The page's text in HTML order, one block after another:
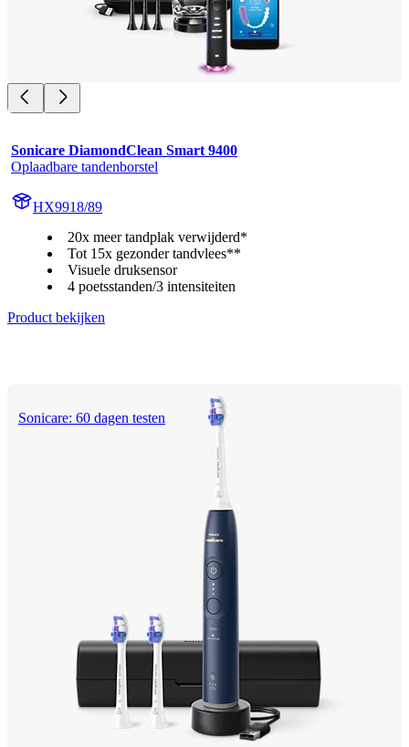
Sonicare DiamondClean Smart 9400
Oplaadbare tandenborstel
HX9918/89
20x meer tandplak verwijderd*
Tot 15x gezonder tandvlees**
Visuele druksensor
4 poetsstanden/3 intensiteiten
Product bekijken
Sonicare: 60 dagen testen